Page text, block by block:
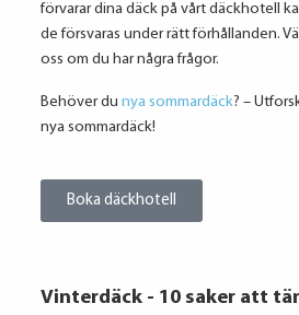
förvarar dina däck på vårt däckhotell
de försvaras under rätt förhållanden.
oss om du har några frågor.
Behöver du nya sommardäck? –
nya sommardäck!
Boka däckhotell
Vinterdäck - 10 saker att